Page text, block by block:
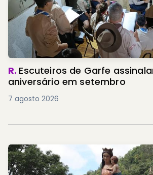
R. Escuteiros de Garfe
aniversário em setembro
7 agosto 2026